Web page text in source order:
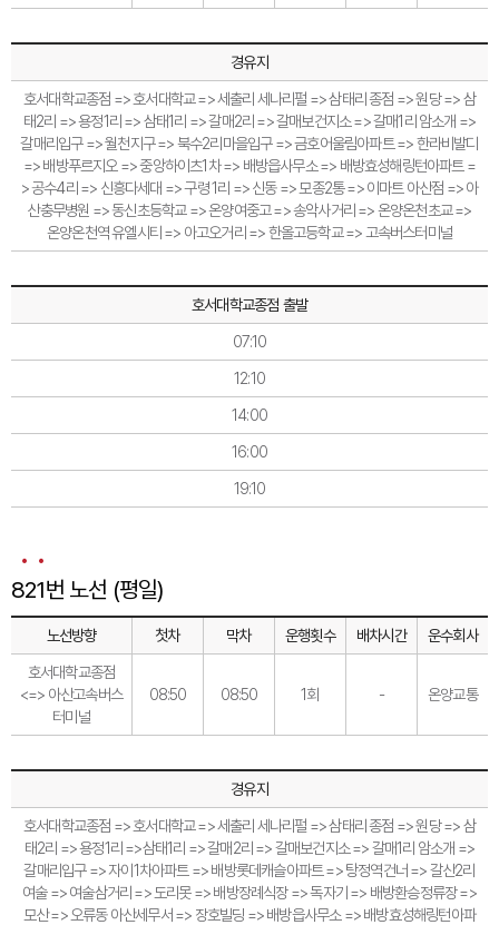
경유지
호서대학교종점 => 호서대학교 => 세출리 세나리펄 => 삼태리 종점 => 원당 => 삼
태2리 => 용정1리 => 삼태1리 => 갈매2리 => 갈매보건지소 => 갈매1리 암소개 =>
갈매리입구 => 월천지구 => 북수2리마을입구 => 금호어울림아파트 => 한라비발디
=> 배방푸르지오 => 중앙하이츠1차 => 배방읍사무소 => 배방효성해링턴아파트 =
> 공수4리 => 신흥다세대 => 구령 1리 => 신동 => 모종2통 => 이마트 아산점 => 아
산충무병원 => 동신초등학교 => 온양여중고 => 송악사거리 => 온양온천초교 =>
온양온천역 유엘시티 => 아고오거리 => 한올고등학교 => 고속버스터미널
호서대학교종점 출발
07:10
12:10
14:00
16:00
19:10
821번 노선 (평일)
노선방향 첫차 막차 운행횟수 배차시간
운수회사
호서대학교종점
<=> 아산고속버스
터미널
08:50 08:50 1회 - 온양교통
경유지
호서대학교종점 => 호서대학교 => 세출리 세나리펄 => 삼태리 종점 => 원당 => 삼
태2리 => 용정1리 =>삼태1리 => 갈매2리 => 갈매보건지소 => 갈매1리 암소개 =>
갈매리입구 => 자이1차아파트 => 배방롯데캐슬아파트 => 탕정역건너 => 갈산2리
여술 => 여술삼거리 => 도리못 => 배방장례식장 => 독자기 => 배방환승정류장 =>
모산 => 오류동 아산세무서 => 장호빌딩 => 배방읍사무소 => 배방효성해링턴아파